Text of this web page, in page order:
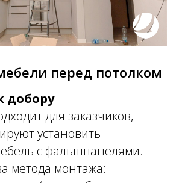
перед потолком
добору
для заказчиков,
установить
с фальшпанелями.
метода монтажа: